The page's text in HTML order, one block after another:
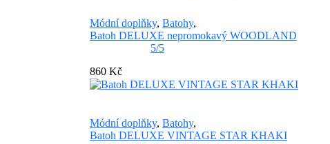
Módní doplňky, Batohy,
Batoh DELUXE nepromokavý WOODLAND
5/5
860 Kč
Módní doplňky, Batohy,
Batoh DELUXE VINTAGE STAR KHAKI